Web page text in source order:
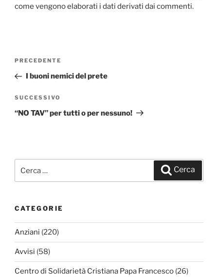
come vengono elaborati i dati derivati dai commenti.
Navigazione
Articolo
precedente:
PRECEDENTE
I buoni nemici del prete
Articolo
successivo
SUCCESSIVO
“NO TAV” per tutti o per nessuno!
Cerca
CATEGORIE
Anziani (220)
Avvisi (58)
Centro di Solidarietà Cristiana Papa Francesco (26)